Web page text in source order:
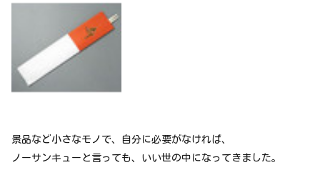
景品など小さなモノで、自分に必要がなければ、
ノーサンキューと言っても、いい世の中になってきました。